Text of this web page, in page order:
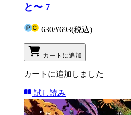
と〜 7
630/¥693(税込)
カートに追加
カートに追加しました
試し読み